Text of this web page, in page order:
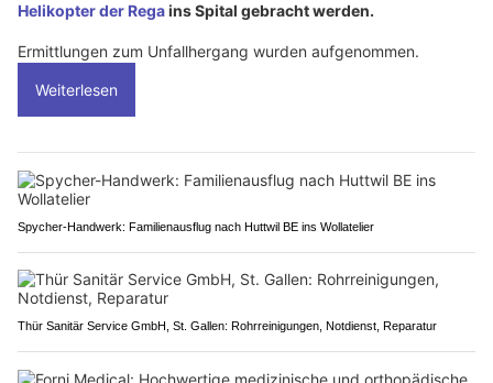
Helikopter der Regains Spital gebracht werden.
Ermittlungen zum Unfallhergang wurden aufgenommen.
Weiterlesen
Spycher-Handwerk: Familienausflug nach Huttwil BE ins Wollatelier
Thür Sanitär Service GmbH, St. Gallen: Rohrreinigungen, Notdienst, Reparatur